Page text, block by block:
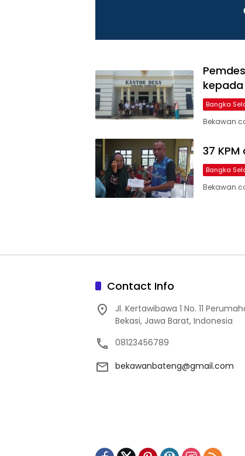
kepada
Bangka
37
Bangka
Contact Info
Jl. Kertawibawa 1 No. 11
Bekasi, Jawa Barat, Indonesia
08123456789
bekawanbateng@gmail.com